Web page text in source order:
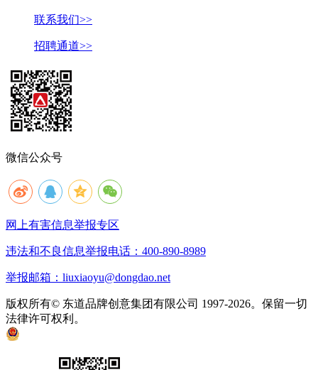
联系我们>>
招聘通道>>
微信公众号
网上有害信息举报专区
违法和不良信息举报电话：400-890-8989
举报邮箱：liuxiaoyu@dongdao.net
版权所有© 东道品牌创意集团有限公司 1997-2026。保留一切
法律许可权利。